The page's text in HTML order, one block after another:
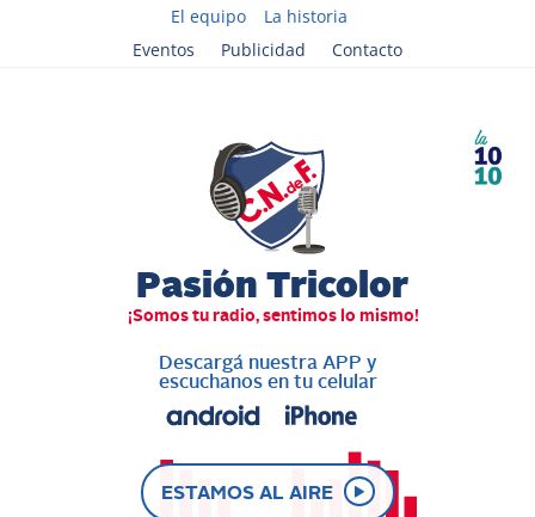
El equipo
La historia
Eventos
Publicidad Contacto
Descargá nuestra APP y
escuchanos en tu celular
ESTAMOS AL AIRE